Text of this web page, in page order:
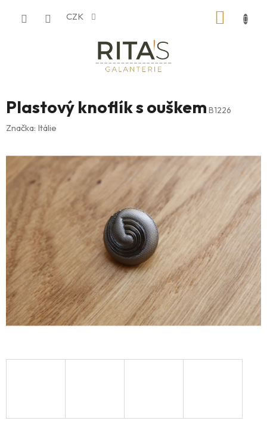
CZK
Plastový knoflík s ouškem B1226
Značka: Itálie